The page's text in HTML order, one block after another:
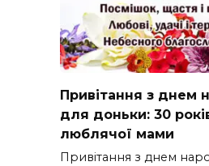
Привітання з днем
для доньки: 30
люблячої мами
Привітання з днем